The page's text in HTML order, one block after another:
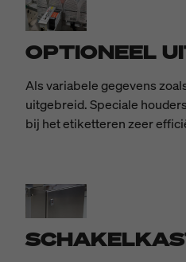
OPTIONEEL
Als variabele gegevens
uitgebreid. Speciale
bij het etiketteren zeer